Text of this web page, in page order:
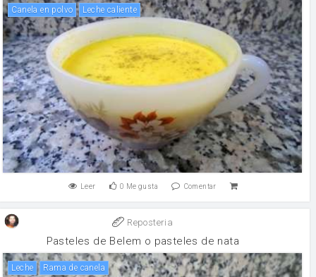
canela en polvo Leche caliente
Leer 0 Me gusta Comentar
Reposteria
Pasteles de Belem o pasteles de nata
leche rama de canela